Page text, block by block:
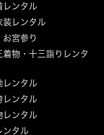
レンタル
装レンタル
お宮参り
着物・十三詣りレンタ
レンタル
レンタル
レンタル
ンタル